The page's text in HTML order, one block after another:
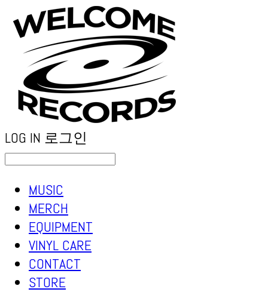
LOG IN 로그인
MUSIC
MERCH
EQUIPMENT
VINYL CARE
CONTACT
STORE